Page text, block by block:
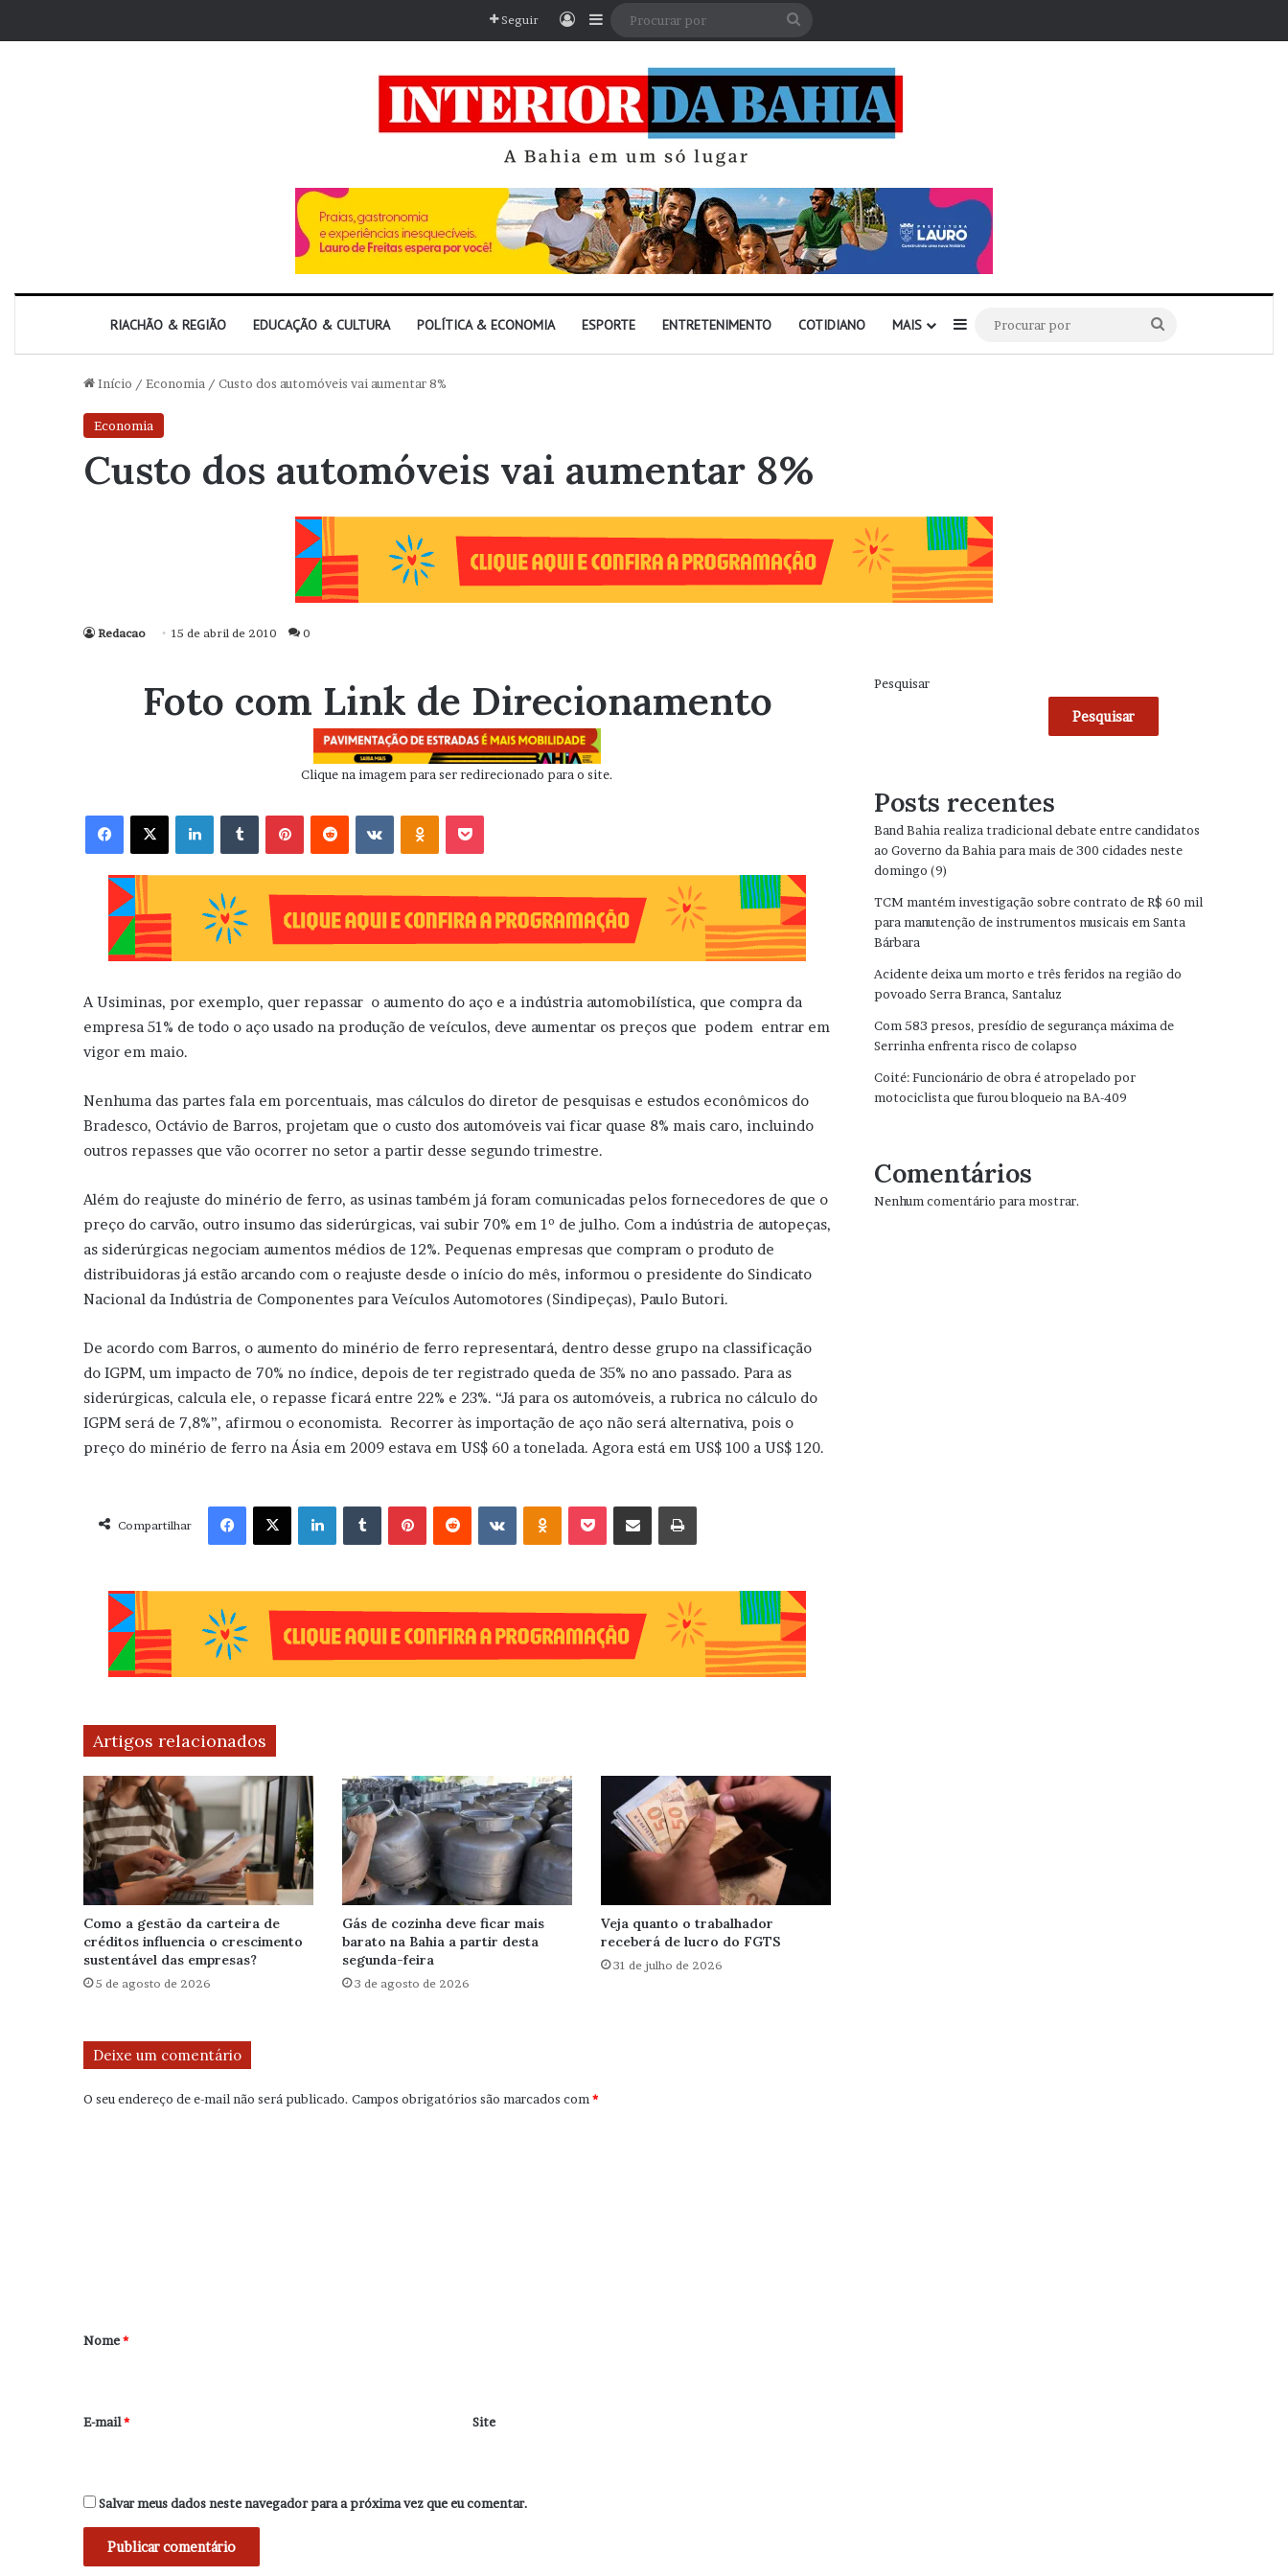
Seguir EntrarBarra Lateral
RIACHÃO & REGIÃO EDUCAÇÃO & CULTURA POLÍTICA & ECONOMIA ESPORTE ENTRETENIMENTO COTIDIANO MAIS Barra Lateral
por
Início / Economia / Custo dos automóveis vai aumentar 8%
Economia
Custo dos automóveis vai aumentar 8%
Redacao 15 de abril de 2010 0
Foto com Link de Direcionamento
Clique na imagem para ser redirecionado para o site.
Facebook X Linkedin VK OK
A Usiminas, por exemplo, quer repassar o aumento do aço e a indústria automobilística, que compra da
empresa 51% de todo o aço usado na produção de veículos, deve aumentar os preços que podem entrar em
vigor em maio.
Nenhuma das partes fala em porcentuais, mas cálculos do diretor de pesquisas e estudos econômicos do
Bradesco, Octávio de Barros, projetam que o custo dos automóveis vai ficar quase 8% mais caro, incluindo
outros repasses que vão ocorrer no setor a partir desse segundo trimestre.
Além do reajuste do minério de ferro, as usinas também já foram comunicadas pelos fornecedores de que o
preço do carvão, outro insumo das siderúrgicas, vai subir 70% em 1º de julho. Com a indústria de autopeças,
as siderúrgicas negociam aumentos médios de 12%. Pequenas empresas que compram o produto de
distribuidoras já estão arcando com o reajuste desde o início do mês, informou o presidente do Sindicato
Nacional da Indústria de Componentes para Veículos Automotores (Sindipeças), Paulo Butori.
De acordo com Barros, o aumento do minério de ferro representará, dentro desse grupo na classificação
do IGPM, um impacto de 70% no índice, depois de ter registrado queda de 35% no ano passado. Para as
siderúrgicas, calcula ele, o repasse ficará entre 22% e 23%. “Já para os automóveis, a rubrica no cálculo do
IGPM será de 7,8%”, afirmou o economista. Recorrer às importação de aço não será alternativa, pois o
preço do minério de ferro na Ásia em 2009 estava em US$ 60 a tonelada. Agora está em US$ 100 a US$ 120.
Compartilhar
Facebook X Linkedin VK OK
Artigos relacionados
Como a gestão da carteira de
créditos influencia o crescimento
sustentável das empresas?
5 de agosto de 2026
Gás de cozinha deve ficar mais
barato na Bahia a partir desta
segunda-feira
3 de agosto de 2026
Veja quanto o trabalhador
receberá de lucro do FGTS
31 de julho de 2026
Deixe um comentário
O seu endereço de e-mail não será publicado. Campos obrigatórios são marcados com*
r
*
Nome*
E-mail* Site
Salvar meus dados neste navegador para a próxima vez que eu comentar.
Pesquisar
Pesquisar
Posts recentes
Band Bahia realiza tradicional debate entre candidatos
ao Governo da Bahia para mais de 300 cidades neste
domingo (9)
TCM mantém investigação sobre contrato de R$ 60 mil
para manutenção de instrumentos musicais em Santa
Bárbara
Acidente deixa um morto e três feridos na região do
povoado Serra Branca, Santaluz
Com 583 presos, presídio de segurança máxima de
Serrinha enfrenta risco de colapso
Coité: Funcionário de obra é atropelado por
motociclista que furou bloqueio na BA-409
Comentários
Nenhum comentário para mostrar.